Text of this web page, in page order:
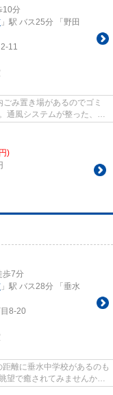
10分
」駅 バス25分 「野田
11
み置き場があるのでゴミ
通風システムが整った、住
)
歩7分
」駅 バス28分 「垂水
目8-20
離に垂水中学校があるのも
望で癒されてみませんか☆